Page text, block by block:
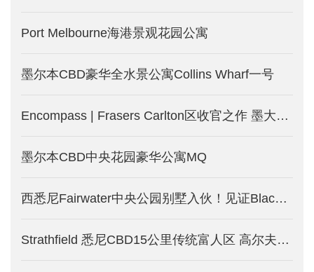
Port Melbourne海港景观花园公寓
墨尔本CBD豪华全水景公寓Collins Wharf一号
Encompass | Frasers Carlton区收官之作 墨大学区房-墨尔本新楼盘发售
墨尔本CBD中央花园豪华公寓MQ
西悉尼Fairwater中央公园别墅入伙！见证Blacktown大不同！少量现房限时优惠！
Strathfield 悉尼CBD15公里传统富人区 高尔夫中的别墅-悉尼新房产出售中